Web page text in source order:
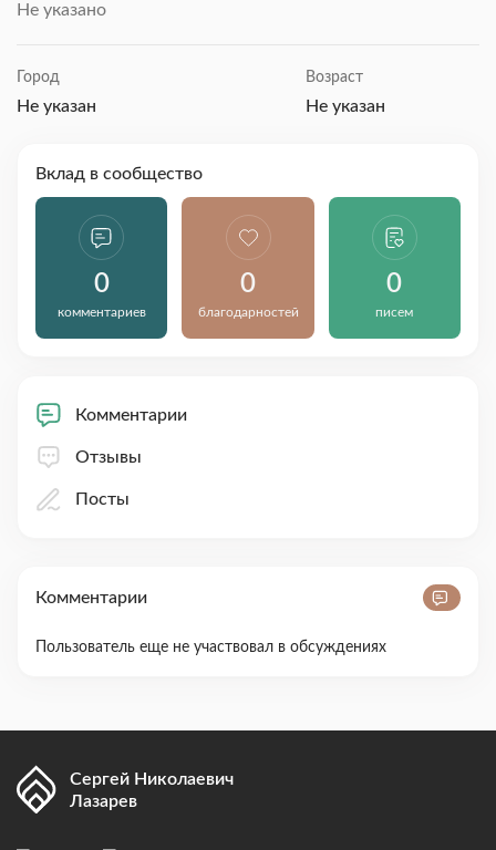
Не указано
Город
Не указан
Возраст
Не указан
Вклад в сообщество
0
комментариев
0
благодарностей
0
писем
Комментарии
Отзывы
Посты
Комментарии
Пользователь еще не участвовал в обсуждениях
Сергей Николаевич
Лазарев